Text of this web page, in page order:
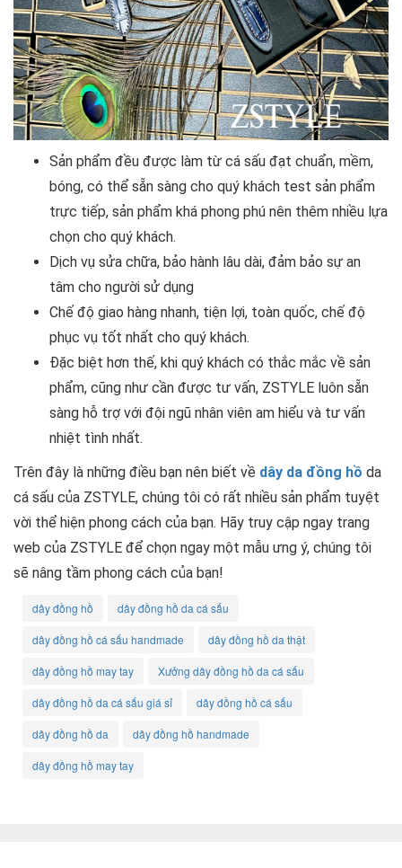
Sản phẩm đều được làm từ cá sấu đạt chuẩn, mềm,
bóng, có thể sẵn sàng cho quý khách test sản phẩm
trực tiếp, sản phẩm khá phong phú nên thêm nhiều lựa
chọn cho quý khách.
Dịch vụ sửa chữa, bảo hành lâu dài, đảm bảo sự an
tâm cho người sử dụng
Chế độ giao hàng nhanh, tiện lợi, toàn quốc, chế độ
phục vụ tốt nhất cho quý khách.
Đặc biệt hơn thế, khi quý khách có thắc mắc về sản
phẩm, cũng như cần được tư vấn, ZSTYLE luôn sẵn
sàng hỗ trợ với đội ngũ nhân viên am hiểu và tư vấn
nhiệt tình nhất.
Trên đây là những điều bạn nên biết về dây da đồng hồ da
cá sấu của ZSTYLE, chúng tôi có rất nhiều sản phẩm tuyệt
vời thể hiện phong cách của bạn. Hãy truy cập ngay trang
web của ZSTYLE để chọn ngay một mẫu ưng ý, chúng tôi
sẽ nâng tầm phong cách của bạn!
dây đồng hồ dây đồng hồ da cá sấu
dây đồng hồ cá sấu handmade dây đồng hồ da thật
dây đồng hồ may tay Xưởng dây đồng hồ da cá sấu
dây đồng hồ da cá sấu giá sỉ dây đồng hồ cá sấu
dây đồng hồ da dây đồng hồ handmade
dây đồng hồ may tay